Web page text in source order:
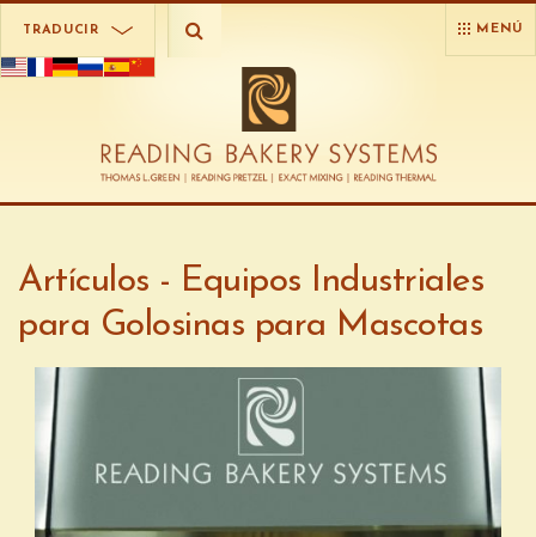
TRADUCIR MENÚ
Artículos - Equipos Industriales
para Golosinas para Mascotas